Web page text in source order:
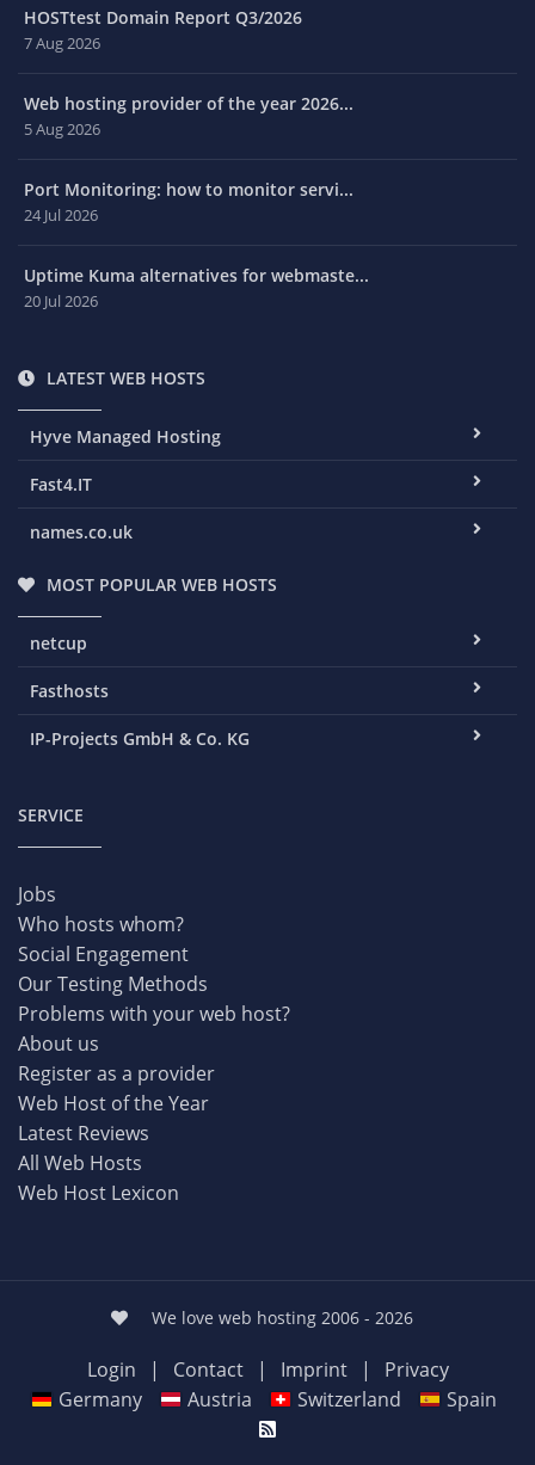
HOSTtest Domain Report Q3/2026
7 Aug 2026
Web hosting provider of the year 2026...
5 Aug 2026
Port Monitoring: how to monitor servi...
24 Jul 2026
Uptime Kuma alternatives for webmaste...
20 Jul 2026
LATEST WEB HOSTS
Hyve Managed Hosting
Fast4.IT
names.co.uk
MOST POPULAR WEB HOSTS
netcup
Fasthosts
IP-Projects GmbH & Co. KG
SERVICE
Jobs
Who hosts whom?
Social Engagement
Our Testing Methods
Problems with your web host?
About us
Register as a provider
Web Host of the Year
Latest Reviews
All Web Hosts
Web Host Lexicon
We love web hosting 2006 - 2026
Login | Contact | Imprint |
Privacy
Germany
Austria Switzerland Spain